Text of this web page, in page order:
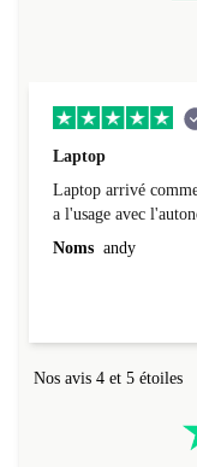
Laptop
Laptop arrivé
a l'usage avec
Noms andy
Nos avis 4 et 5 étoiles